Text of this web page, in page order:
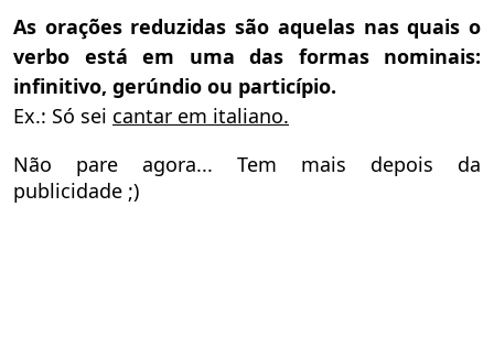
As orações reduzidas são aquelas nas quais o
verbo está em uma das formas nominais:
infinitivo, gerúndio ou particípio.
Ex.: Só sei cantar em italiano.
Não pare agora... Tem mais depois da
publicidade ;)